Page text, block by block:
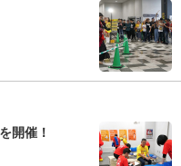
開催！